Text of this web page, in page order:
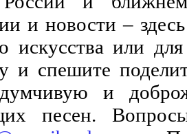
и новости –
искусства или
и спешите
и
песен.